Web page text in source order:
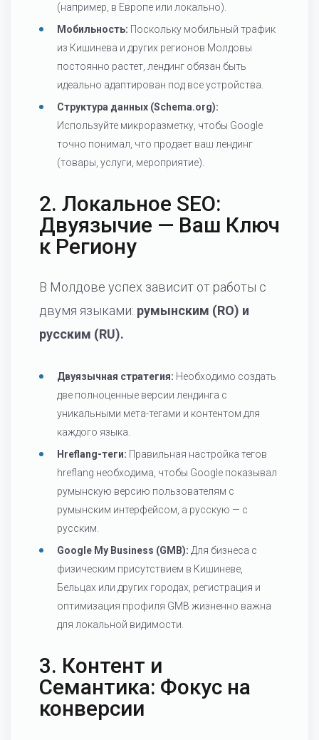
(например, в Европе или локально).
Мобильность: Поскольку мобильный трафик
из Кишинева и других регионов Молдовы
постоянно растет, лендинг обязан быть
идеально адаптирован под все устройства.
Структура данных (Schema.org):
Используйте микроразметку, чтобы Google
точно понимал, что продает ваш лендинг
(товары, услуги, мероприятие).
2. Локальное SEO:
Двуязычие — Ваш Ключ
к Региону
В Молдове успех зависит от работы с
двумя языками: румынским (RO) и
русским (RU).
Двуязычная стратегия: Необходимо создать
две полноценные версии лендинга с
уникальными мета-тегами и контентом для
каждого языка.
Hreflang-теги: Правильная настройка тегов
hreflang необходима, чтобы Google показывал
румынскую версию пользователям с
румынским интерфейсом, а русскую — с
русским.
Google My Business (GMB): Для бизнеса с
физическим присутствием в Кишиневе,
Бельцах или других городах, регистрация и
оптимизация профиля GMB жизненно важна
для локальной видимости.
3. Контент и
Семантика: Фокус на
конверсии